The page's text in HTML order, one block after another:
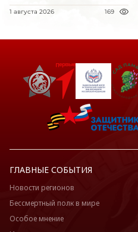
1 августа 2026 169
ГЛАВНЫЕ СОБЫТИЯ
Новости регионов
Бессмертный полк в мире
Особое мнение